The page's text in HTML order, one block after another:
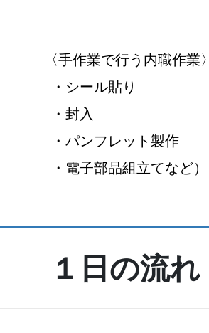
〈手作業で行う内職作業〉
・シール貼り
・封入
・パンフレット製作
・電子部品組立てなど）
１日の流れ